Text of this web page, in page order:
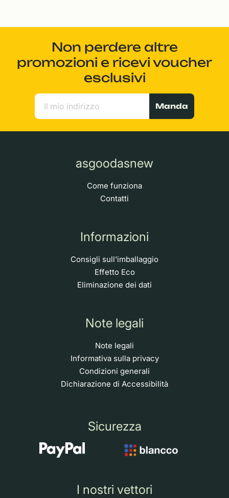
Non perdere altre
promozioni e ricevi voucher
esclusivi
Manda
asgoodasnew
Come funziona
Contatti
Informazioni
Consigli sull'imballaggio
Effetto Eco
Eliminazione dei dati
Note legali
Note legali
Informativa sulla privacy
Condizioni generali
Dichiarazione di Accessibilità
Sicurezza
I nostri vettori